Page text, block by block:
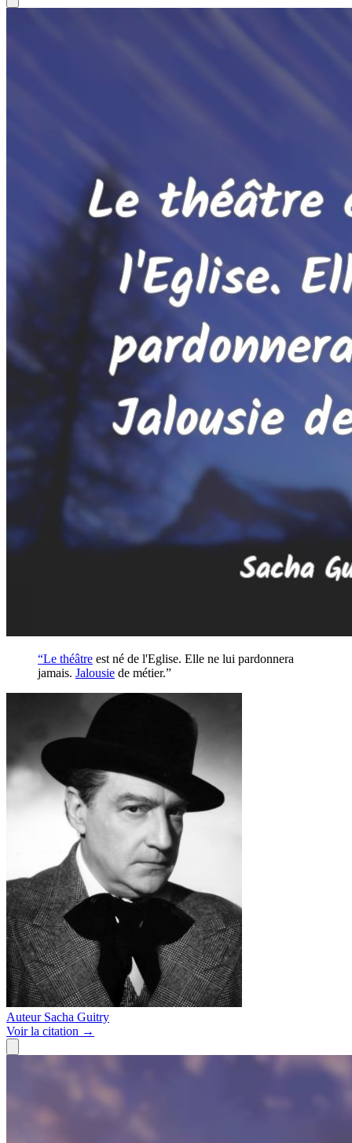
“Le théâtre est né de l'Eglise. Elle ne lui pardonnera
jamais. Jalousie de métier.”
Auteur Sacha Guitry
Voirla citation →